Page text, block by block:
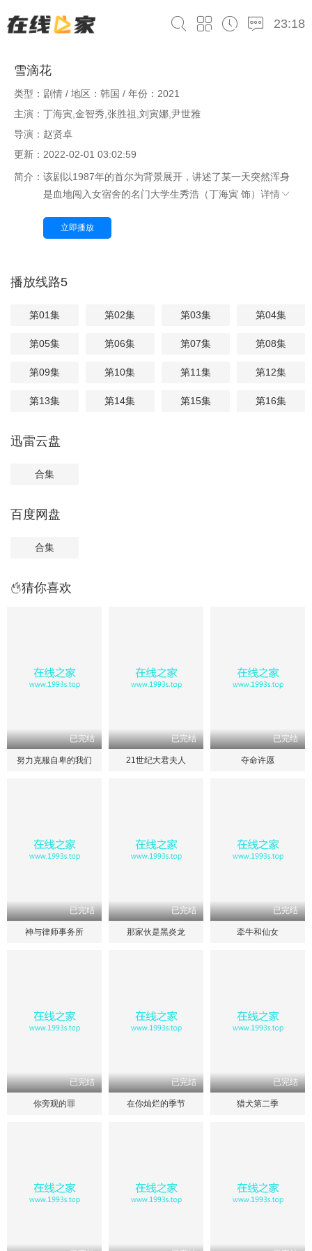
23:18
雪滴花
类型：剧情 / 地区：韩国 / 年份：2021
主演：丁海寅,金智秀,张胜祖,刘寅娜,尹世雅
导演：赵贤卓
更新：2022-02-01 03:02:59
简介： 该剧以1987年的首尔为背景展开，讲述了某一天突然浑身
是血地闯入女宿舍的名门大学生秀浩（丁海寅 饰） 详情
立即播放
播放线路5
第01集 第02集 第03集 第04集
第05集 第06集 第07集 第08集
第09集 第10集 第11集 第12集
第13集 第14集 第15集 第16集
迅雷云盘
合集
百度网盘
合集
猜你喜欢
已完结
努力克服自卑的我们
已完结
21世纪大君夫人
已完结
夺命许愿
已完结
神与律师事务所
已完结
那家伙是黑炎龙
已完结
牵牛和仙女
已完结
你旁观的罪
已完结
在你灿烂的季节
已完结
猎犬第二季